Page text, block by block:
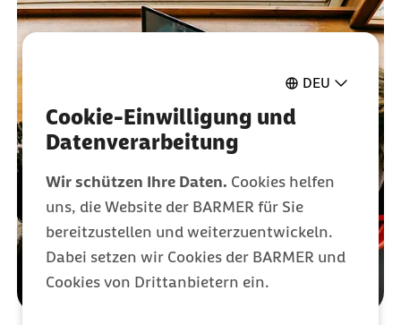
DEU
Cookie-Einwilligung und
Datenverarbeitung
Wir schützen Ihre Daten. Cookies helfen
uns, die Website der BARMER für Sie
bereitzustellen und weiterzuentwickeln.
Dabei setzen wir Cookies der BARMER und
Cookies von Drittanbietern ein.